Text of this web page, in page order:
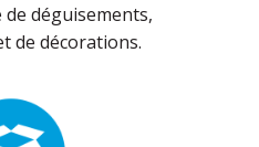
déguisements,
de décorations.